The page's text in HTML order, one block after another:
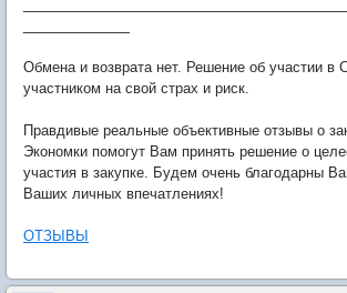
Обмена и возврата нет. Решение об участии в
участником на свой страх и риск.
Правдивые реальные объективные отзывы о
Экономки помогут Вам принять решение о
участия в закупке. Будем очень благодарны
Ваших личных впечатлениях!
ОТЗЫВЫ